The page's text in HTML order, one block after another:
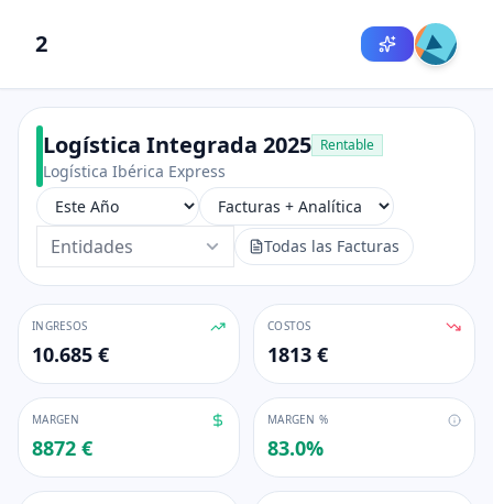
2
Logística Integrada 2025 Rentable
Logística Ibérica Express
Entidades Todas las Facturas
INGRESOS
10.685 €
COSTOS
1813 €
MARGEN
8872 €
MARGEN %
83.0%